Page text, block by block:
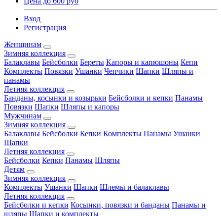
Вход
Регистрация
Женщинам
Зимняя коллекция
Балаклавы Бейсболки Береты Капоры и капюшоны Кепи
Комплекты Повязки Ушанки Чепчики Шапки Шляпы и
панамы
Летняя коллекция
Банданы, косынки и козырьки Бейсболки и кепки Панамы
Повязки Шапки Шляпы и капоры
Мужчинам
Зимняя коллекция
Балаклавы Бейсболки Кепки Комплекты Панамы Ушанки
Шапки
Летняя коллекция
Бейсболки Кепки Панамы Шляпы
Детям
Зимняя коллекция
Комплекты Ушанки Шапки Шлемы и балаклавы
Летняя коллекция
Бейсболки и кепки Косынки, повязки и банданы Панамы и
шляпы Шапки и комплекты